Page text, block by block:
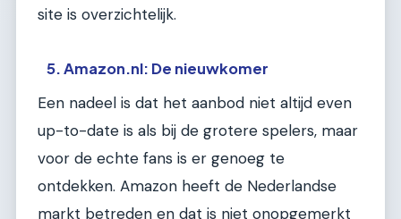
site is overzichtelijk.
5. Amazon.nl: De nieuwkomer
Een nadeel is dat het aanbod niet altijd even
up-to-date is als bij de grotere spelers, maar
voor de echte fans is er genoeg te
ontdekken. Amazon heeft de Nederlandse
markt betreden en dat is niet onopgemerkt